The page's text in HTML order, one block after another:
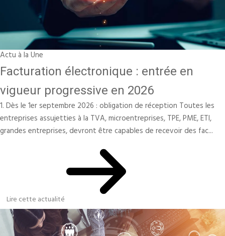
Actu à la Une
Facturation électronique : entrée en
vigueur progressive en 2026
1. Dès le 1er septembre 2026 : obligation de réception Toutes les
entreprises assujetties à la TVA, microentreprises, TPE, PME, ETI,
grandes entreprises, devront être capables de recevoir des fac...
Lire cette actualité